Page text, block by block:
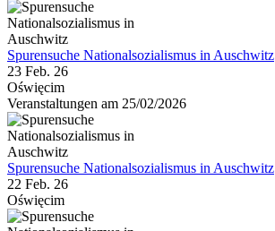
Spurensuche Nationalsozialismus in Auschwitz
23 Feb. 26
Oświęcim
Veranstaltungen am 25/02/2026
Spurensuche Nationalsozialismus in Auschwitz
22 Feb. 26
Oświęcim